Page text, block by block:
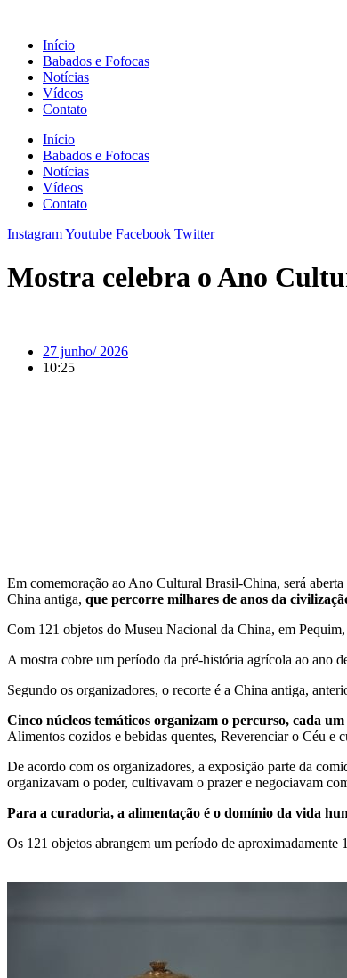
conteúdo
Início
Babados e Fofocas
Notícias
Vídeos
Contato
Início
Babados e Fofocas
Notícias
Vídeos
Contato
InstagramYoutube Facebook Twitter
Mostra celebra o Ano
27 junho/ 2026
10:25
Em comemoração ao Ano Cultural Brasil-China, será
China antiga, que percorre milhares de anos da
Com 121 objetos do Museu Nacional da China, em
A mostra cobre um período da pré-história agrícola ao ano
Segundo os organizadores, o recorte é a China antiga,
Cinco núcleos temáticos organizam o percurso, cada
Alimentos cozidos e bebidas quentes, Reverenciar o Céu
De acordo com os organizadores, a exposição parte da
organizavam o poder, cultivavam o prazer e negociavam
Para a curadoria, a alimentação é o domínio da vida
Os 121 objetos abrangem um período de aproximadamente